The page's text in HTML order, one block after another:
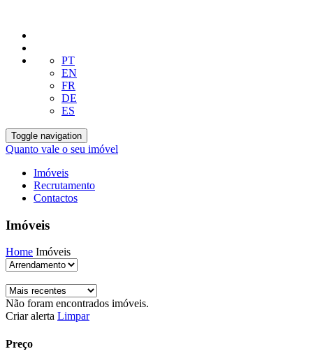
PT
EN
FR
DE
ES
Toggle navigation
Quanto vale o seu imóvel
Imóveis
Recrutamento
Contactos
Imóveis
Home Imóveis
Não foram encontrados imóveis.
Criar alerta Limpar
Preço